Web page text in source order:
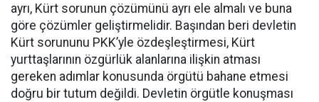
ayrı, Kürt sorunun çözümünü ayrı ele almalı ve buna
göre çözümler geliştirmelidir. Başından beri devletin
Kürt sorununu PKK’yle özdeşleştirmesi, Kürt
yurttaşlarının özgürlük alanlarına ilişkin atması
gereken adımlar konusunda örgütü bahane etmesi
doğru bir tutum değildi. Devletin örgütle konuşması